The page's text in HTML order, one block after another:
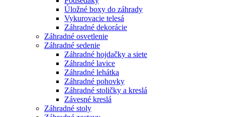
Úložné boxy do záhrady
Vykurovacie telesá
Záhradné dekorácie
Záhradné osvetlenie
Záhradné sedenie
Záhradné hojdačky a siete
Záhradné lavice
Záhradné lehátka
Záhradné pohovky
Záhradné stoličky a kreslá
Závesné kreslá
Záhradné stoly